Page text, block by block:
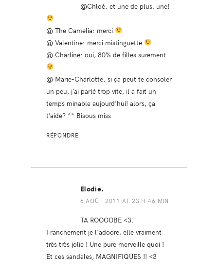
@Chloé: et une de plus, une!
@ The Camelia: merci
@ Valentine: merci mistinguette
@ Charline: oui, 80% de filles surement
@ Marie-Charlotte: si ça peut te consoler
un peu, j’ai parlé trop vite, il a fait un
temps minable aujourd’hui! alors, ça
t’aide? ^^ Bisous miss
RÉPONDRE
Elodie.
6 AOÛT 2011 AT 23 H 46 MIN
TA ROOOOBE <3.
Franchement je l'adoore, elle vraiment
très très jolie ! Une pure merveille quoi !
Et ces sandales, MAGNIFIQUES !! <3